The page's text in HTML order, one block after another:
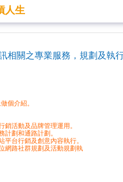
人生
相關之專業服務，規劃及執行
個介紹。
銷活動及品牌管理運用。
計劃和通路計劃。
平台行銷及創意內容執行。
網路社群規劃及活動規劃執